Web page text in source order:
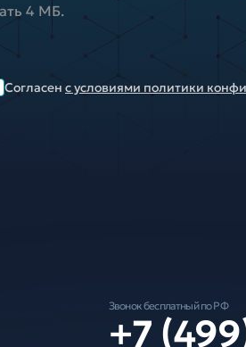
4 МБ.
Согласен с условиями политики
Звонок бесплатный по РФ
+7